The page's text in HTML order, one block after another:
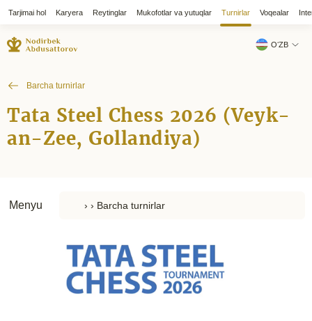
Tarjimai hol Karyera Reytinglar Mukofotlar va yutuqlar Turnirlar Voqealar
OʻZB
Barcha turnirlar
Tata Steel Chess 2026 (Veyk-
an-Zee, Gollandiya)
Menyu